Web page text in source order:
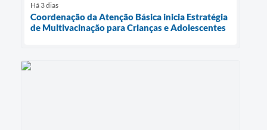
Há 3 dias
Coordenação da Atenção Básica inicia Estratégia
de Multivacinação para Crianças e Adolescentes